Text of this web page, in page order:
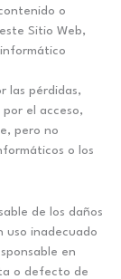
o
Sitio Web,
las pérdidas,
el acceso,
pero no
o los
de los daños
uso inadecuado
en
o defecto de